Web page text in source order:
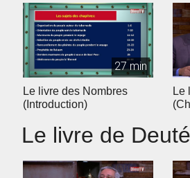
27 min
Le livre des Nombres
(Introduction)
Le
Le livre de